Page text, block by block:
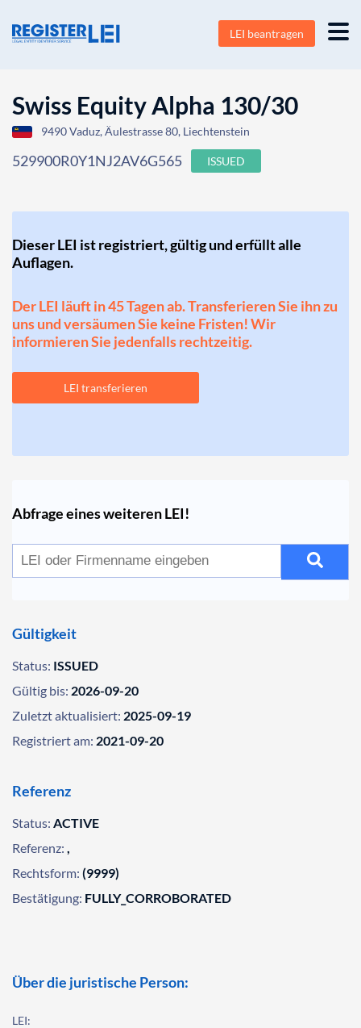
LEI beantragen
Swiss Equity Alpha 130/30
9490 Vaduz, Äulestrasse 80, Liechtenstein
529900R0Y1NJ2AV6G565 ISSUED
Dieser LEI ist registriert, gültig und erfüllt alle
Auflagen.
Der LEI läuft in 45 Tagen ab. Transferieren Sie ihn zu
uns und versäumen Sie keine Fristen! Wir
informieren Sie jedenfalls rechtzeitig.
LEI transferieren
Abfrage eines weiteren LEI!
Gültigkeit
Status: ISSUED
Gültig bis: 2026-09-20
Zuletzt aktualisiert: 2025-09-19
Registriert am: 2021-09-20
Referenz
Status: ACTIVE
Referenz: ,
Rechtsform: (9999)
Bestätigung: FULLY_CORROBORATED
Über die juristische Person:
LEI: